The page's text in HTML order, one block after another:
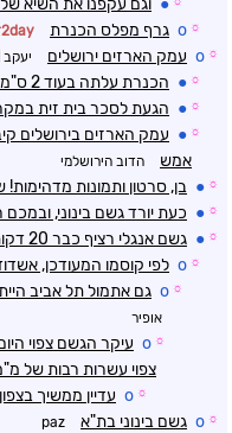
☼
o גרף מפלס הכנרת
☼
o עמק הארזים ירושלים יעקב
☼
● הכנרת עלתה בעוד 2 ס"מ במדידה של 10 כעת 211.08
☼
● הגעת לסכר בית זית
☼
● עמק הארזים בירושלים
אמש
הדוב הירושלמי
☼
● בן, סרטון ותמונות
☼
● כעת יורד גשם בינוני,
☼
● גשם אנגלי רציף כבר 20 דקות כאן.
☼
o לפי קוסמו המעודכן,
☼
o גם אתמול תל אביב הייתה על
אופיר
☼
o עיקר הגשם צפוי
צפוי עשרות רבות של
☼
o עדיין ממשיך בצפון
☼
o גשם בינוני בת"א paz